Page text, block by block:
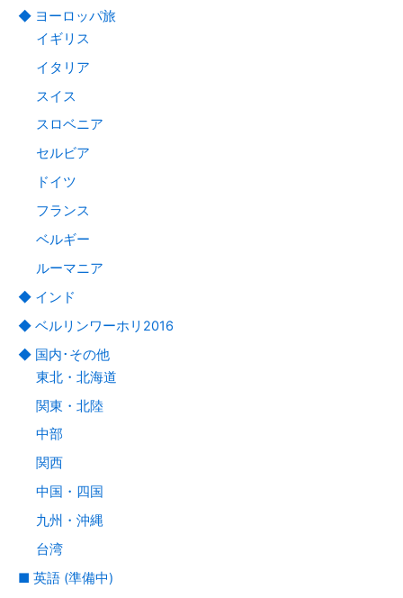
◆ ヨーロッパ旅
イギリス
イタリア
スイス
スロベニア
セルビア
ドイツ
フランス
ベルギー
ルーマニア
◆ インド
◆ ベルリンワーホリ2016
◆ 国内･その他
東北・北海道
関東・北陸
中部
関西
中国・四国
九州・沖縄
台湾
■ 英語 (準備中)